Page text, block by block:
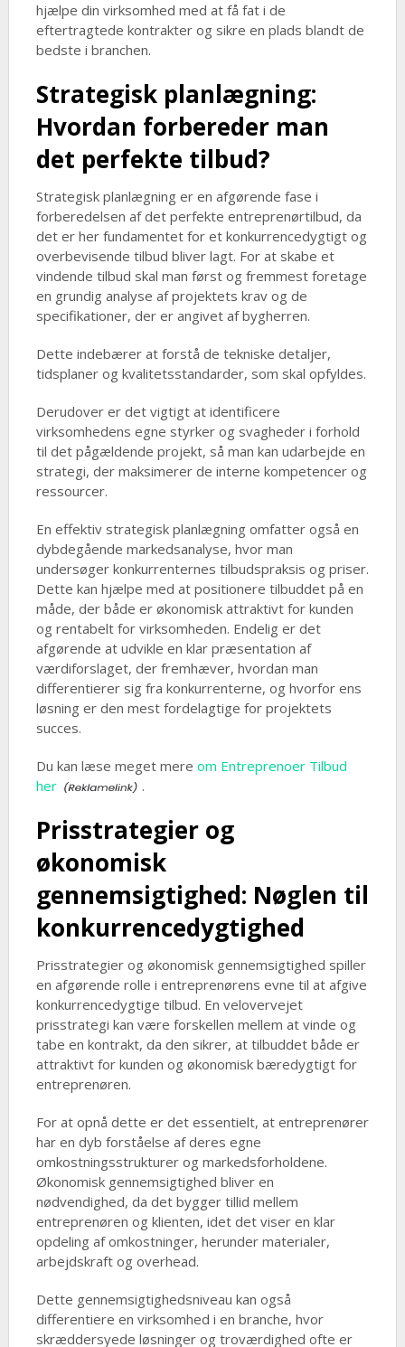
hjælpe din virksomhed med at få fat i de
eftertragtede kontrakter og sikre en plads blandt de
bedste i branchen.
Strategisk planlægning:
Hvordan forbereder man
det perfekte tilbud?
Strategisk planlægning er en afgørende fase i
forberedelsen af det perfekte entreprenørtilbud, da
det er her fundamentet for et konkurrencedygtigt og
overbevisende tilbud bliver lagt. For at skabe et
vindende tilbud skal man først og fremmest foretage
en grundig analyse af projektets krav og de
specifikationer, der er angivet af bygherren.
Dette indebærer at forstå de tekniske detaljer,
tidsplaner og kvalitetsstandarder, som skal opfyldes.
Derudover er det vigtigt at identificere
virksomhedens egne styrker og svagheder i forhold
til det pågældende projekt, så man kan udarbejde en
strategi, der maksimerer de interne kompetencer og
ressourcer.
En effektiv strategisk planlægning omfatter også en
dybdegående markedsanalyse, hvor man
undersøger konkurrenternes tilbudspraksis og priser.
Dette kan hjælpe med at positionere tilbuddet på en
måde, der både er økonomisk attraktivt for kunden
og rentabelt for virksomheden. Endelig er det
afgørende at udvikle en klar præsentation af
værdiforslaget, der fremhæver, hvordan man
differentierer sig fra konkurrenterne, og hvorfor ens
løsning er den mest fordelagtige for projektets
succes.
Du kan læse meget mere om Entreprenoer Tilbud
her
.
Prisstrategier og
økonomisk
gennemsigtighed: Nøglen til
konkurrencedygtighed
Prisstrategier og økonomisk gennemsigtighed spiller
en afgørende rolle i entreprenørens evne til at afgive
konkurrencedygtige tilbud. En velovervejet
prisstrategi kan være forskellen mellem at vinde og
tabe en kontrakt, da den sikrer, at tilbuddet både er
attraktivt for kunden og økonomisk bæredygtigt for
entreprenøren.
For at opnå dette er det essentielt, at entreprenører
har en dyb forståelse af deres egne
omkostningsstrukturer og markedsforholdene.
Økonomisk gennemsigtighed bliver en
nødvendighed, da det bygger tillid mellem
entreprenøren og klienten, idet det viser en klar
opdeling af omkostninger, herunder materialer,
arbejdskraft og overhead.
Dette gennemsigtighedsniveau kan også
differentiere en virksomhed i en branche, hvor
skræddersyede løsninger og troværdighed ofte er